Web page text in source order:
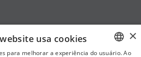
×
usa cookies
para melhorar a experiência do usuário. Ao